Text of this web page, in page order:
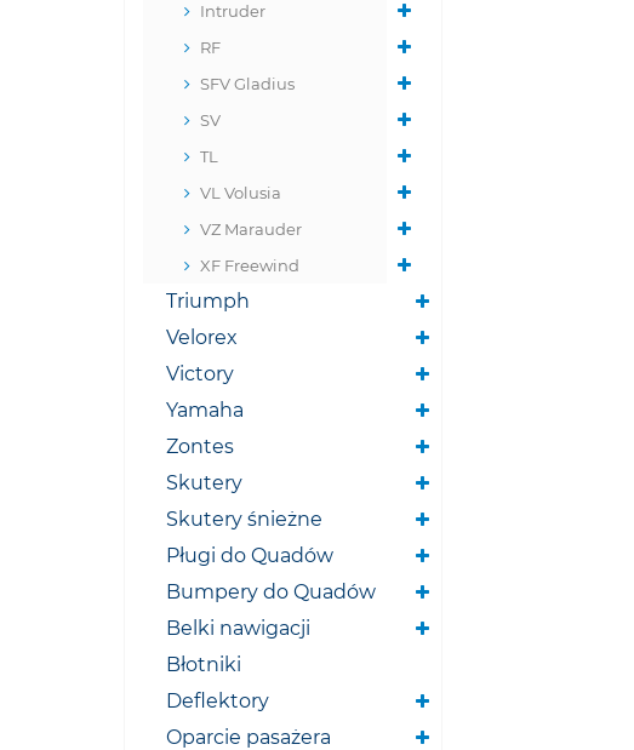
Intruder
RF
SFV Gladius
SV
TL
VL Volusia
VZ Marauder
XF Freewind
Triumph
Velorex
Victory
Yamaha
Zontes
Skutery
Skutery śnieżne
Pługi do Quadów
Bumpery do Quadów
Belki nawigacji
Błotniki
Deflektory
Oparcie pasażera